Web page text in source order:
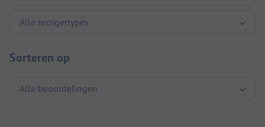
Sorteren op